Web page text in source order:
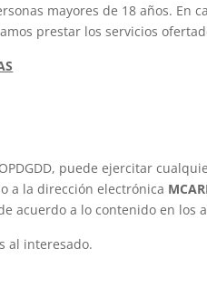
mayores de 18 años. En
prestar los servicios
puede ejercitar
o a la dirección electrónica
a lo contenido en los
al interesado.